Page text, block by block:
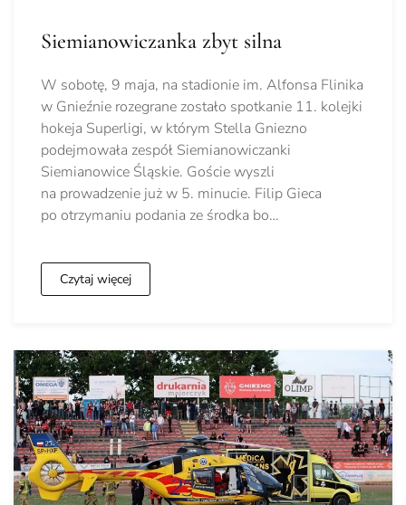
Siemianowiczanka zbyt silna
W sobotę, 9 maja, na stadionie im. Alfonsa Flinika
w Gnieźnie rozegrane zostało spotkanie 11. kolejki
hokeja Superligi, w którym Stella Gniezno
podejmowała zespół Siemianowiczanki
Siemianowice Śląskie. Goście wyszli
na prowadzenie już w 5. minucie. Filip Gieca
po otrzymaniu podania ze środka bo…
Czytaj więcej